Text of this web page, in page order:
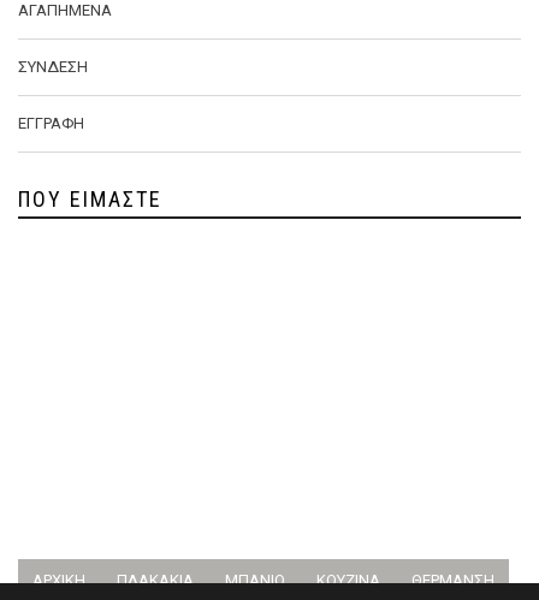
ΑΓΑΠΗΜΈΝΑ
ΣΎΝΔΕΣΗ
ΕΓΓΡΑΦΉ
ΠΟΥ ΕΊΜΑΣΤΕ
ΑΡΧΙΚΉ ΠΛΑΚΆΚΙΑ ΜΠΆΝΙΟ ΚΟΥΖΊΝΑ ΘΈΡΜΑΝΣΗ